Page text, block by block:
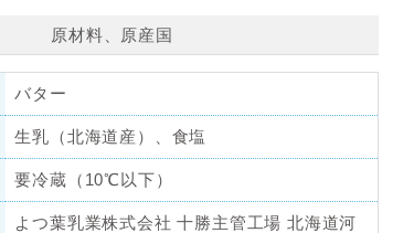
原材料、原産国
バター
生乳（北海道産）、食塩
要冷蔵（10℃以下）
よつ葉乳業株式会社 十勝主管工場 北海道河